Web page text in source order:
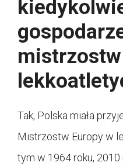
Tak, Polska miała
Mistrzostw Europy w
tym w 1964 roku, 2010